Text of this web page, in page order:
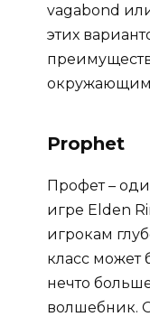
vagabond
этих
Prophet
Профет –
игре Elden
игрокам
класс может
нечто
волшебник.